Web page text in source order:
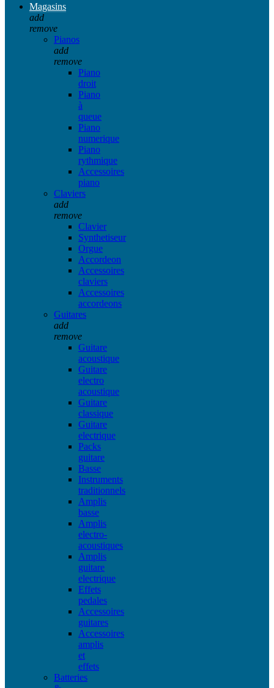
Magasins
add
remove
Pianos
add
remove
Piano
droit
Piano
à
queue
Piano
numerique
Piano
rythmique
Accessoires
piano
Claviers
add
remove
Clavier
Synthetiseur
Orgue
Accordeon
Accessoires
claviers
Accessoires
accordeons
Guitares
add
remove
Guitare
acoustique
Guitare
electro
acoustique
Guitare
classique
Guitare
electrique
Packs
guitare
Basse
Instruments
traditionnels
Amplis
basse
Amplis
electro-
acoustiques
Amplis
guitare
electrique
Effets
pedales
Accessoires
guitares
Accessoires
amplis
et
effets
Batteries